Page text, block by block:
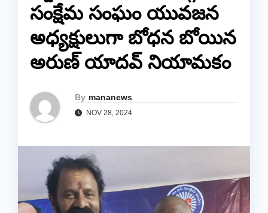
సంక్షేమ సంఘం యువజన
అధ్యక్షులుగా బోధన బోయిన
అరుణ్ యాదవ్ నియామకం
By mananews
NOV 28, 2024